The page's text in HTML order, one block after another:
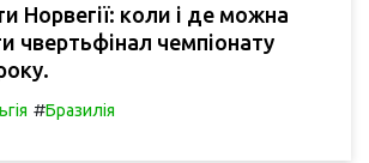
Норвегії: коли і де можна
чвертьфінал чемпіонату
#Бразилія